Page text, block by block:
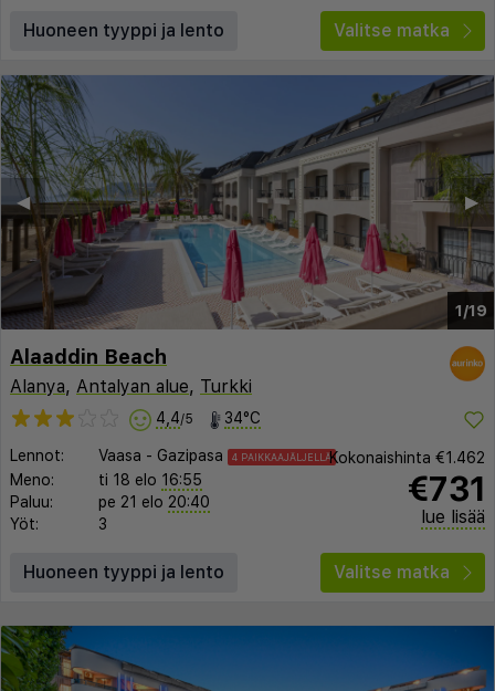
Huoneen tyyppi ja lento Valitse matka
1/19
▶︎
◀︎
Alaaddin Beach
Alanya, Antalyan alue, Turkki
4,4/5 34°C
Lennot: Vaasa - Gazipasa 4 PAIKKAAJÄLJELLÄ
Meno: ti 18 elo 16:55
Paluu:
pe 21 elo 20:40
Yöt:
3
Kokonaishinta €1.462
€731
lue lisää
Huoneen tyyppi ja lento Valitse matka